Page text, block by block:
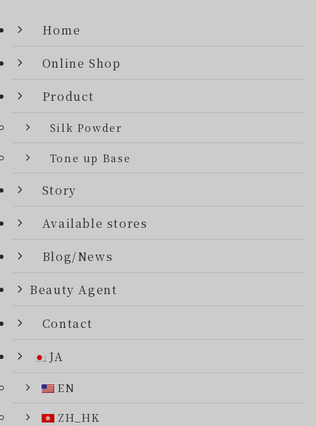
Home
Online Shop
Product
Silk Powder
Tone up Base
Story
Available stores
Blog/News
Beauty Agent
Contact
JA
EN
ZH_HK